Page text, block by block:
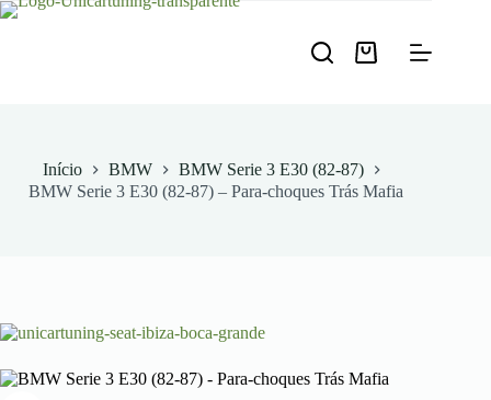
Pular
Carrinho
Início BMW
BMW Serie 3 E30 (82-87)
BMW Serie 3 E30 (82-87) – Para-choques Trás Mafia